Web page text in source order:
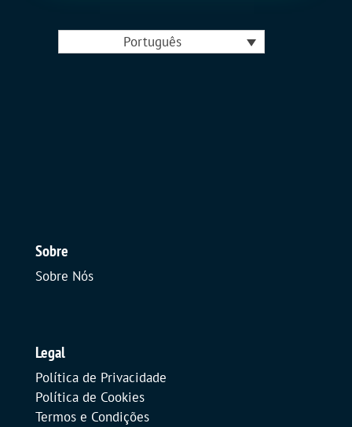
Português
Sobre
Sobre Nós
Legal
Política de Privacidade
Política de Cookies
Termos e Condições